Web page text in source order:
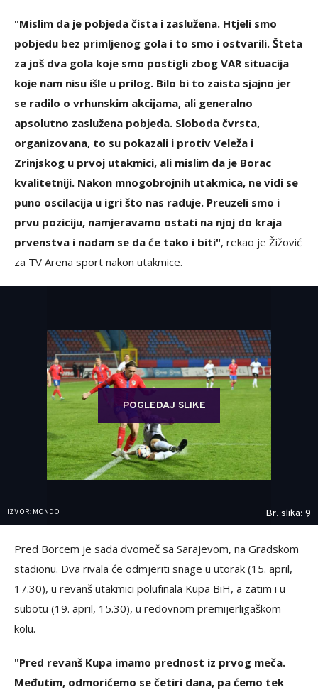
"Mislim da je pobjeda čista i zaslužena. Htjeli smo
pobjedu bez primljenog gola i to smo i ostvarili. Šteta
za još dva gola koje smo postigli zbog VAR situacija
koje nam nisu išle u prilog. Bilo bi to zaista sjajno jer
se radilo o vrhunskim akcijama, ali generalno
apsolutno zaslužena pobjeda. Sloboda čvrsta,
organizovana, to su pokazali i protiv Veleža i
Zrinjskog u prvoj utakmici, ali mislim da je Borac
kvalitetniji. Nakon mnogobrojnih utakmica, ne vidi se
puno oscilacija u igri što nas raduje. Preuzeli smo i
prvu poziciju, namjeravamo ostati na njoj do kraja
prvenstva i nadam se da će tako i biti", rekao je Žižović
za TV Arena sport nakon utakmice.
POGLEDAJ SLIKE
IZVOR: MONDO Br. slika: 9
Pred Borcem je sada dvomeč sa Sarajevom, na Gradskom
stadionu. Dva rivala će odmjeriti snage u utorak (15. april,
17.30), u revanš utakmici polufinala Kupa BiH, a zatim i u
subotu (19. april, 15.30), u redovnom premijerligaškom
kolu.
"Pred revanš Kupa imamo prednost iz prvog meča.
Međutim, odmorićemo se četiri dana, pa ćemo tek